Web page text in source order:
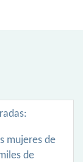
mujeres de
de